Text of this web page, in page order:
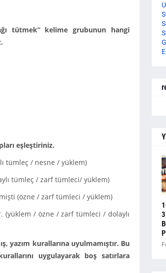
tütmek” kelime grubunun hangi
eşleştiriniz.
tümleç / nesne / yüklem)
tümleç / zarf tümleci/ yüklem)
(özne / zarf tümleci / yüklem)
(yüklem / özne / zarf tümleci / dolaylı
yazım kurallarına uyulmamıştır. Bu
uygulayarak boş satırlara